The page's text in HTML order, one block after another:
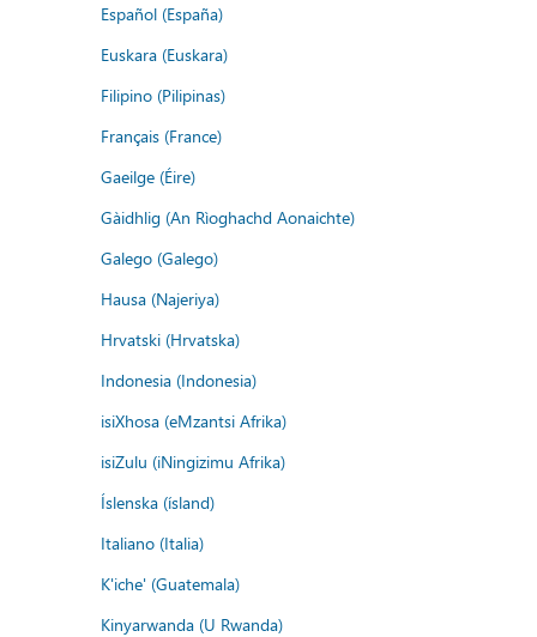
Español (España)
Euskara (Euskara)
Filipino (Pilipinas)
Français (France)
Gaeilge (Éire)
Gàidhlig (An Rìoghachd Aonaichte)
Galego (Galego)
Hausa (Najeriya)
Hrvatski (Hrvatska)
Indonesia (Indonesia)
isiXhosa (eMzantsi Afrika)
isiZulu (iNingizimu Afrika)
Íslenska (ísland)
Italiano (Italia)
K'iche' (Guatemala)
Kinyarwanda (U Rwanda)